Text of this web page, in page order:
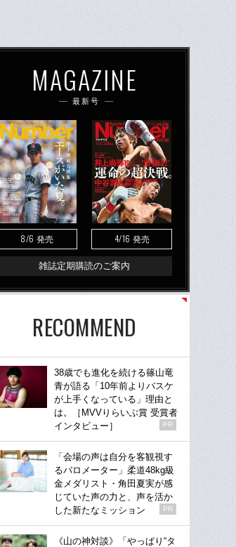
MAGAZINE
最新号
8/6 発売 4/16 発売
雑誌定期購読のご案内
RECOMMEND
38歳でも進化を続ける篠山竜
青が語る「10年前よりバスケ
が上手くなっている」理由と
は。［MVVりらいぶ賞 受賞者
インタビュー］
PR
「会場の声は自分を客観視す
るバロメーター」柔道48kg級
金メダリスト・角田夏実が感
じていた声の力と、声を活か
した新たなミッション
PR
《山の神対談》「やっぱり“タ